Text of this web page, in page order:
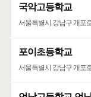
국악고등학교
서울특별시 강남구 개포
포이초등학교
서울특별시 강남구 개포